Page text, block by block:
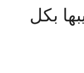
بكل